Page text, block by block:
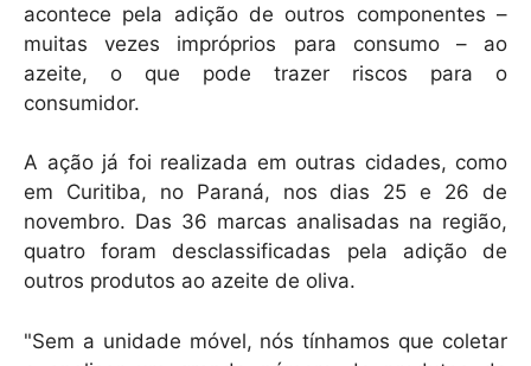
acontece pela adição de outros componentes –
muitas vezes impróprios para consumo – ao
azeite, o que pode trazer riscos para o
consumidor.
A ação já foi realizada em outras cidades, como
em Curitiba, no Paraná, nos dias 25 e 26 de
novembro. Das 36 marcas analisadas na região,
quatro foram desclassificadas pela adição de
outros produtos ao azeite de oliva.
"Sem a unidade móvel, nós tínhamos que coletar